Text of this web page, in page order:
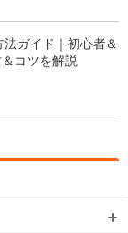
ガイド｜初心者＆
コツを解説